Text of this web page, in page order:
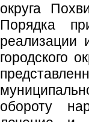
округа
Порядка
реализации
городского
обороту